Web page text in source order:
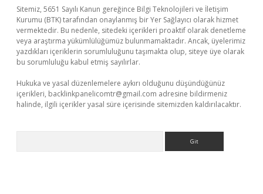
Sitemiz, 5651 Sayılı Kanun gereğince Bilgi Teknolojileri ve İletişim
Kurumu (BTK) tarafından onaylanmış bir Yer Sağlayıcı olarak hizmet
vermektedir. Bu nedenle, sitedeki içerikleri proaktif olarak denetleme
veya araştırma yükümlülüğümüz bulunmamaktadır. Ancak, üyelerimiz
yazdıkları içeriklerin sorumluluğunu taşımakta olup, siteye üye olarak
bu sorumluluğu kabul etmiş sayılırlar.
Hukuka ve yasal düzenlemelere aykırı olduğunu düşündüğünüz
içerikleri, backlinkpanelicomtr@gmail.com adresine bildirmeniz
halinde, ilgili içerikler yasal süre içerisinde sitemizden kaldırılacaktır.